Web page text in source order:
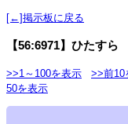
[←]掲示板に戻る
【56:6971】ひたす
>>1～100を表示 >>前10
50を表示